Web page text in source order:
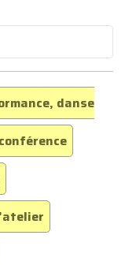
danse